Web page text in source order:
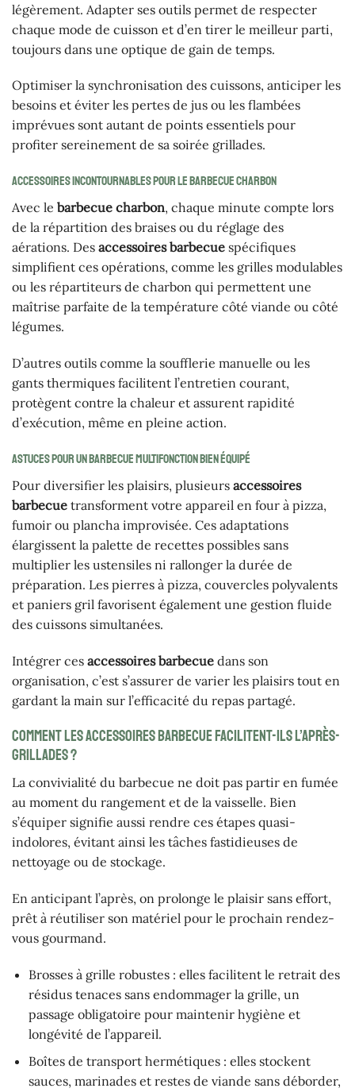
légèrement. Adapter ses outils permet de respecter
chaque mode de cuisson et d’en tirer le meilleur parti,
toujours dans une optique de gain de temps.
Optimiser la synchronisation des cuissons, anticiper les
besoins et éviter les pertes de jus ou les flambées
imprévues sont autant de points essentiels pour
profiter sereinement de sa soirée grillades.
Accessoires incontournables pour le barbecue charbon
Avec le barbecue charbon, chaque minute compte lors
de la répartition des braises ou du réglage des
aérations. Des accessoires barbecue spécifiques
simplifient ces opérations, comme les grilles modulables
ou les répartiteurs de charbon qui permettent une
maîtrise parfaite de la température côté viande ou côté
légumes.
D’autres outils comme la soufflerie manuelle ou les
gants thermiques facilitent l’entretien courant,
protègent contre la chaleur et assurent rapidité
d’exécution, même en pleine action.
Astuces pour un barbecue multifonction bien équipé
Pour diversifier les plaisirs, plusieurs accessoires
barbecue transforment votre appareil en four à pizza,
fumoir ou plancha improvisée. Ces adaptations
élargissent la palette de recettes possibles sans
multiplier les ustensiles ni rallonger la durée de
préparation. Les pierres à pizza, couvercles polyvalents
et paniers gril favorisent également une gestion fluide
des cuissons simultanées.
Intégrer ces accessoires barbecue dans son
organisation, c’est s’assurer de varier les plaisirs tout en
gardant la main sur l’efficacité du repas partagé.
Comment les accessoires barbecue facilitent-ils l’après-
grillades ?
La convivialité du barbecue ne doit pas partir en fumée
au moment du rangement et de la vaisselle. Bien
s’équiper signifie aussi rendre ces étapes quasi-
indolores, évitant ainsi les tâches fastidieuses de
nettoyage ou de stockage.
En anticipant l’après, on prolonge le plaisir sans effort,
prêt à réutiliser son matériel pour le prochain rendez-
vous gourmand.
Brosses à grille robustes : elles facilitent le retrait des
résidus tenaces sans endommager la grille, un
passage obligatoire pour maintenir hygiène et
longévité de l’appareil.
Boîtes de transport hermétiques : elles stockent
sauces, marinades et restes de viande sans déborder,